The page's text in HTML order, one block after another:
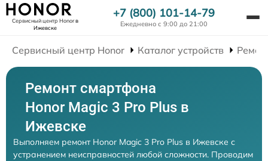
Сервисный центр Honorв
Ижевске
+7 (800) 101-14-79
Ежедневно с 9:00 до 21:00
Сервисный центр Honor Каталог устройств
Ремонт смартфона
Honor Magic 3 Pro Plus в
Ижевске
Выполняем ремонт Honor Magic 3 Pro Plus в Ижевске с
устранением неисправностей любой сложности. Проводим